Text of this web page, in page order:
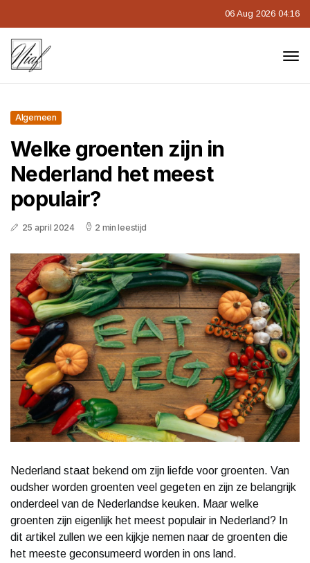
06 Aug 2026 04:16
Algemeen
Welke groenten zijn in
Nederland het meest
populair?
25 april 2024 2 min leestijd
Nederland staat bekend om zijn liefde voor groenten. Van
oudsher worden groenten veel gegeten en zijn ze belangrijk
onderdeel van de Nederlandse keuken. Maar welke
groenten zijn eigenlijk het meest populair in Nederland? In
dit artikel zullen we een kijkje nemen naar de groenten die
het meeste geconsumeerd worden in ons land.